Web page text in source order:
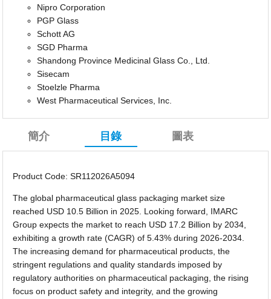
Nipro Corporation
PGP Glass
Schott AG
SGD Pharma
Shandong Province Medicinal Glass Co., Ltd.
Sisecam
Stoelzle Pharma
West Pharmaceutical Services, Inc.
簡介 目錄 圖表
Product Code: SR112026A5094
The global pharmaceutical glass packaging market size
reached USD 10.5 Billion in 2025. Looking forward, IMARC
Group expects the market to reach USD 17.2 Billion by 2034,
exhibiting a growth rate (CAGR) of 5.43% during 2026-2034.
The increasing demand for pharmaceutical products, the
stringent regulations and quality standards imposed by
regulatory authorities on pharmaceutical packaging, the rising
focus on product safety and integrity, and the growing